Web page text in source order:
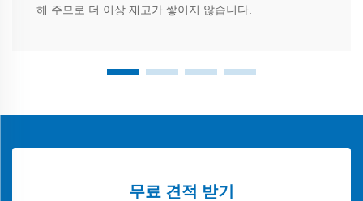
해 주므로 더 이상 재고가 쌓이지 않습니다.
무료 견적 받기